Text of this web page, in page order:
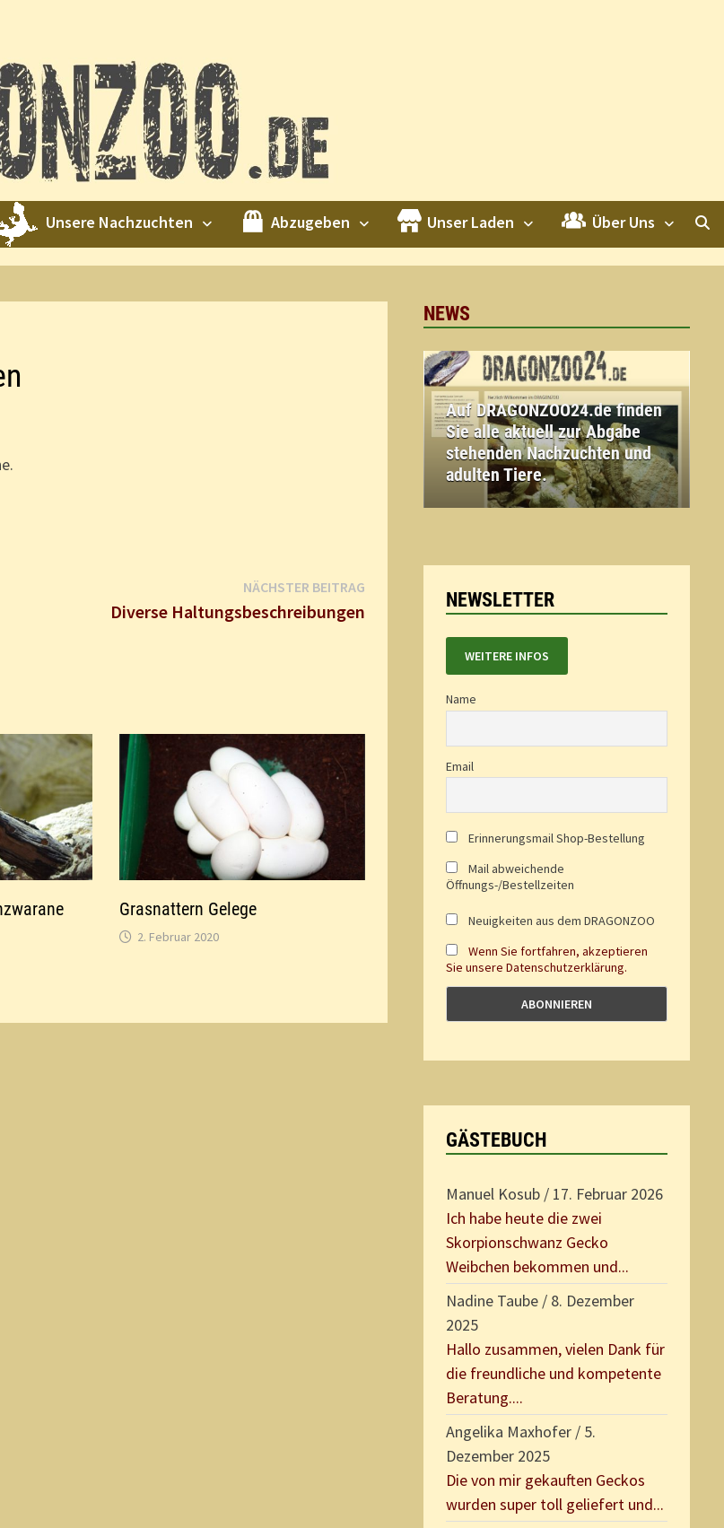
Unsere Nachzuchten Abzugeben Unser Laden Über Uns
NÄCHSTER BEITRAGNächster
Beitrag:
Diverse Haltungsbeschreibungen
Grasnattern Gelege
2. Februar 2020
NEWS
Auf DRAGONZOO24.de finden
Sie alle aktuell zur Abgabe
stehenden Nachzuchten und
adulten Tiere.
NEWSLETTER
WEITERE INFOS
Name
Email
Erinnerungsmail Shop-Bestellung
Mail abweichende
Öffnungs-/Bestellzeiten
Neuigkeiten aus dem DRAGONZOO
Wenn Sie fortfahren, akzeptieren
Sie unsere Datenschutzerklärung.
GÄSTEBUCH
Manuel Kosub/ 17. Februar 2026
Ich habe heute die zwei
Skorpionschwanz Gecko
Weibchen bekommen und...
Nadine Taube/ 8. Dezember
2025
Hallo zusammen, vielen Dank für
die freundliche und kompetente
Beratung....
Angelika Maxhofer/ 5.
Dezember 2025
Die von mir gekauften Geckos
wurden super toll geliefert und...